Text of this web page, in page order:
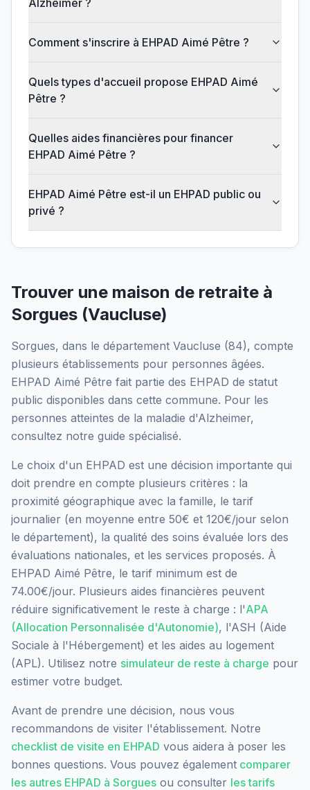
Comment s'inscrire à EHPAD Aimé Pêtre ?
Quels types d'accueil propose EHPAD Aimé
Pêtre ?
Quelles aides financières pour financer
EHPAD Aimé Pêtre ?
EHPAD Aimé Pêtre est-il un EHPAD public ou
privé ?
Trouver une maison de retraite à
Sorgues (Vaucluse)
Sorgues, dans le département Vaucluse (84), compte
plusieurs établissements pour personnes âgées.
EHPAD Aimé Pêtre fait partie des EHPAD de statut
public disponibles dans cette commune. Pour les
personnes atteintes de la maladie d'Alzheimer,
consultez notre guide spécialisé.
Le choix d'un EHPAD est une décision importante qui
doit prendre en compte plusieurs critères : la
proximité géographique avec la famille, le tarif
journalier (en moyenne entre 50€ et 120€/jour selon
le département), la qualité des soins évaluée lors des
évaluations nationales, et les services proposés. À
EHPAD Aimé Pêtre, le tarif minimum est de
74.00€/jour. Plusieurs aides financières peuvent
réduire significativement le reste à charge : l'APA
(Allocation Personnalisée d'Autonomie), l'ASH (Aide
Sociale à l'Hébergement) et les aides au logement
(APL). Utilisez notre simulateur de reste à charge pour
estimer votre budget.
Avant de prendre une décision, nous vous
recommandons de visiter l'établissement. Notre
checklist de visite en EHPAD vous aidera à poser les
bonnes questions. Vous pouvez également comparer
les autres EHPAD à Sorgues ou consulter les tarifs